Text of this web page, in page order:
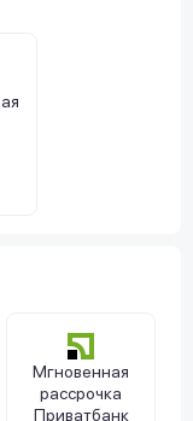
Мгновенная
рассрочка
Приватбанк